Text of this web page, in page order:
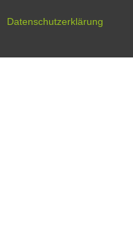
Datenschutzerklärung